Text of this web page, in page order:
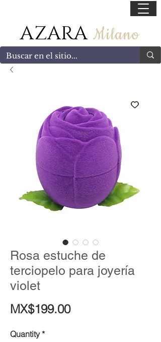
AZARA Milano
Rosa estuche de
terciopelo para joyería
violet
MX$199.00Price
Quantity *